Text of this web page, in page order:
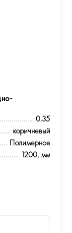
0.35
коричневый
Полимерное
1200, мм